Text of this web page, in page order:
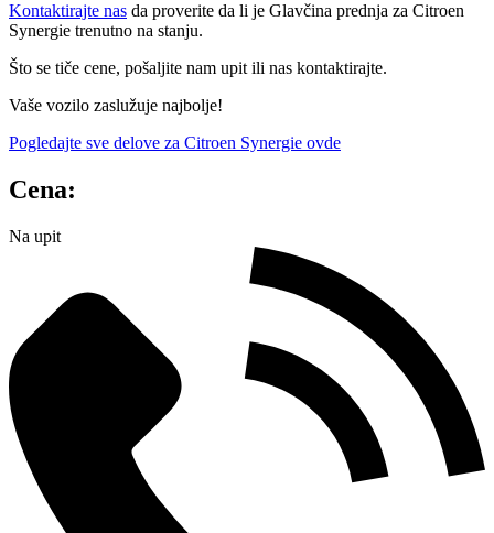
Kontaktirajte nas da proverite da li je Glavčina prednja za Citroen
Synergie trenutno na stanju.
Što se tiče cene, pošaljite nam upit ili nas kontaktirajte.
Vaše vozilo zaslužuje najbolje!
Pogledajte sve delove za Citroen Synergie ovde
Cena:
Na upit